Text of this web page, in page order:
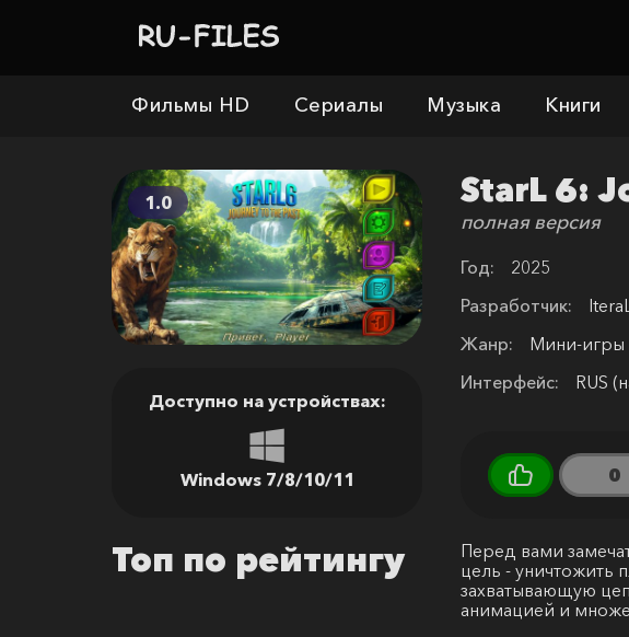
Фильмы HD Сериалы Музыка Книги
StarL 6:
полная версия
Год:
2025
Разработчик:
Жанр:
Мини-игры
Интерфейс:
RUS
0
Перед вами
цель - уничтожить
захватывающую
анимацией и
1.0
Доступно на устройствах:
Windows 7/8/10/11
Топ по рейтингу